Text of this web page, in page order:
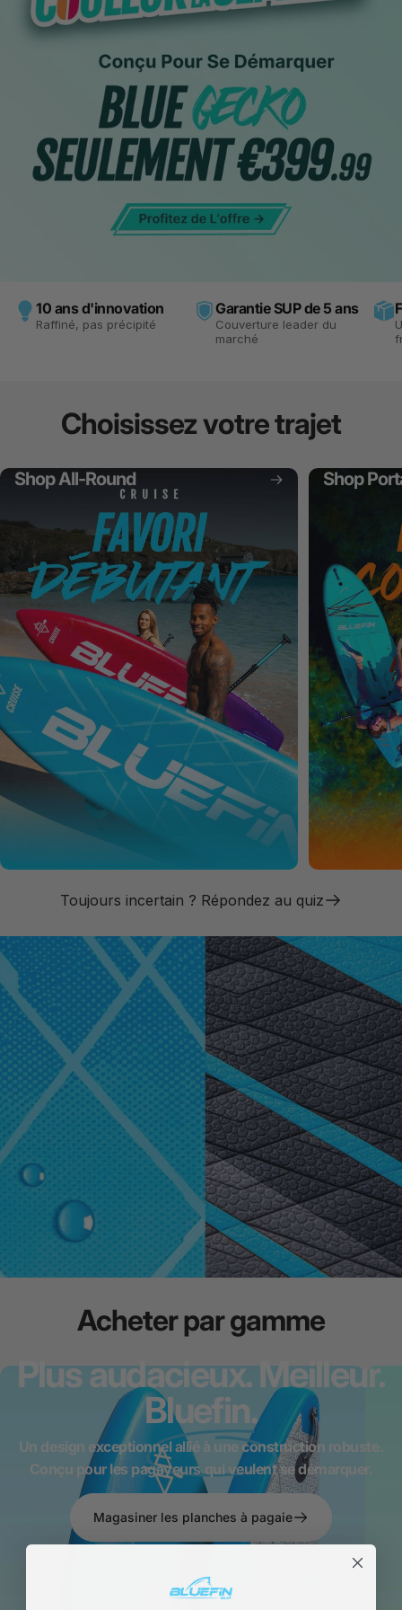
10 ans d'innovation
Raffiné, pas précipité
Garantie SUP de 5 ans
Couverture leader du
marché
Choisissezvotretrajet
Shop All-Round Shop
Toujours incertain ? Répondez au quiz
Plus audacieux. Meilleur.
Bluefin.
Un design exceptionnel allié à une construction robuste.
Conçu pour les pagayeurs qui veulent se démarquer.
Magasiner les planches à pagaie
Acheterpargamme